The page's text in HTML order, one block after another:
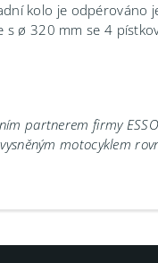
kolo je odpérováno
s ø 320 mm se 4
partnerem firmy
motocyklem